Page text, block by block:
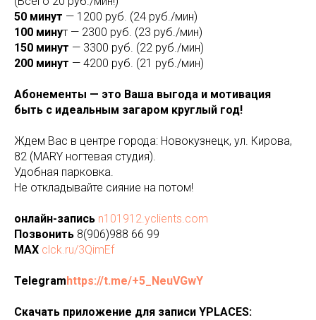
50 минут — 1200 руб. (24 руб./мин)
100 минут — 2300 руб. (23 руб./мин)
150 минут — 3300 руб. (22 руб./мин)
200 минут — 4200 руб. (21 руб./мин)
Абонементы — это Ваша выгода и мотивация
быть с идеальным загаром круглый год!
Ждем Вас в центре города: Новокузнецк, ул. Кирова,
82 (MARY ногтевая студия).
Удобная парковка.
Не откладывайте сияние на потом!
онлайн-запись n101912.yclients.com
Позвонить 8(906)988 66 99
MAX clck.ru/3QimEf
Telegramhttps://t.me/+5_NeuVGwY
Скачать приложение для записи YPLACES: